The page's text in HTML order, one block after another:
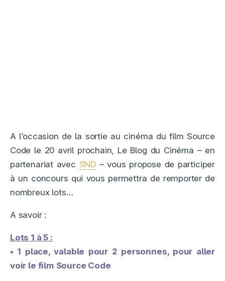
A l’occasion de la sortie au cinéma du film Source
Code le 20 avril prochain, Le Blog du Cinéma – en
partenariat avec SND – vous propose de participer
à un concours qui vous permettra de remporter de
nombreux lots…
A savoir :
Lots 1 à 5 :
• 1 place, valable pour 2 personnes, pour aller
voir le film Source Code